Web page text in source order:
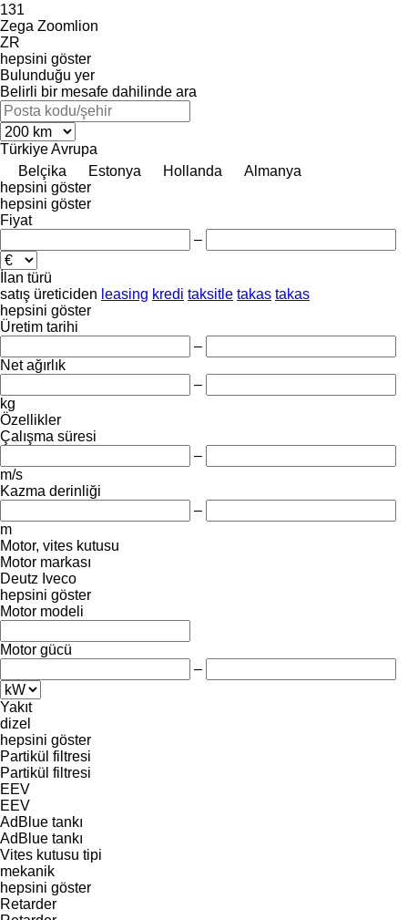
131
Zega Zoomlion
ZR
hepsini göster
Bulunduğu yer
Belirli bir mesafe dahilinde ara
TürkiyeAvrupa
Belçika
Estonya Hollanda
Almanya
hepsini göster
hepsini göster
Fiyat
–
İlan türü
satış üreticiden leasing kredi taksitle takas takas
hepsini göster
Üretim tarihi
–
Net ağırlık
–
kg
Özellikler
Çalışma süresi
–
m/s
Kazma derinliği
–
m
Motor, vites kutusu
Motor markası
Deutz Iveco
hepsini göster
Motor modeli
Motor gücü
–
Yakıt
dizel
hepsini göster
Partikül filtresi
Partikül filtresi
EEV
EEV
AdBlue tankı
AdBlue tankı
Vites kutusu tipi
mekanik
hepsini göster
Retarder